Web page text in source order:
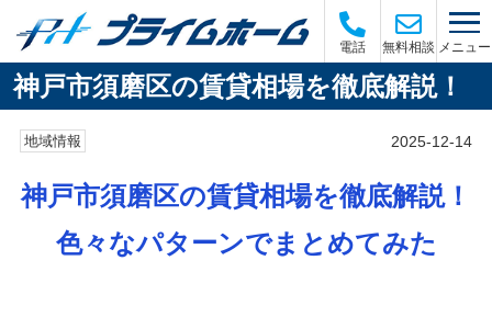
電話 無料相談 メニュー
神戸市須磨区の賃貸相場を徹底解説！
地域情報 2025-12-14
神戸市須磨区の賃貸相場を徹底解説！
色々なパターンでまとめてみた